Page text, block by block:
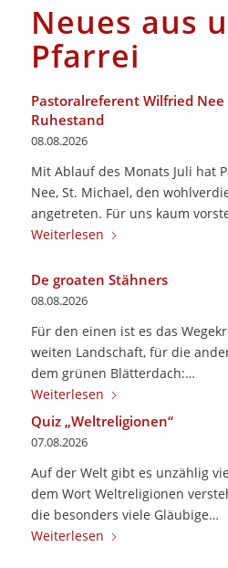
Neues aus
Pfarrei
Pastoralreferent Wilfried
Ruhestand
08.08.2026
Mit Ablauf des Monats Juli hat
Nee, St. Michael, den
angetreten. Für uns kaum
Weiterlesen
De groaten Stähners
08.08.2026
Für den einen ist es das
weiten Landschaft, für die
dem grünen Blätterdach:…
Weiterlesen
Quiz „Weltreligionen“
07.08.2026
Auf der Welt gibt es unzählig
dem Wort Weltreligionen
die besonders viele Gläubige…
Weiterlesen